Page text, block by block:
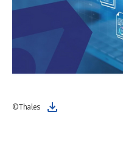
©Thales